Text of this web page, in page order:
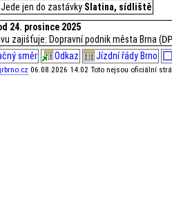
Jede jen do zastávky Slatina, sídliště
24. prosince 2025
zajišťuje: Dopravní podnik města Brna (
směr
Odkaz Jízdní řády Brno
06.08.2026 14.02 Toto nejsou oficiální